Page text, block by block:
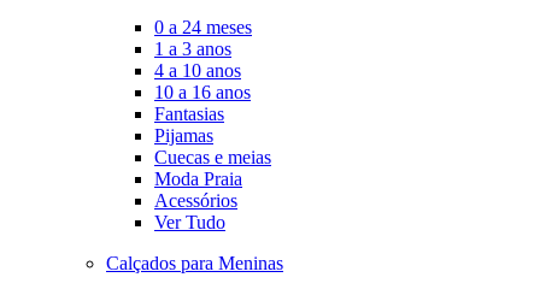
0 a 24 meses
1 a 3 anos
4 a 10 anos
10 a 16 anos
Fantasias
Pijamas
Cuecas e meias
Moda Praia
Acessórios
Ver Tudo
Calçados para Meninas